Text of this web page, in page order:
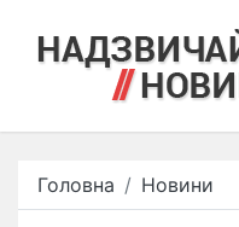
Головна Новини